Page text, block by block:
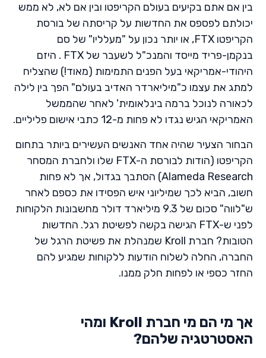
בין אם אתם בקיעים בעולם הקריפטו ובין אם לא, לא ממש
יכולתם לפספס את החדשות על קריסתה של בורסת
הקריפטו FTX, או יותר נכון על "מעלליו" של סם
בנקמן-פריד מייסד והמנכ"ל לשעבר של FTX . היזם
היהודי-אמריקאי בעל הפנים התמימות (מאוד!) שהצליח
למתג את עצמו כ"מיליארדר האדיב בעולם" הפך בין לילה
לכאורה לנוכל ברמה בינלאומית' לאחר שהממשל
האמריקאי הגיש נגדו לא פחות מ-12 כתבי אישום פליליים.
הבחור הצעיר שהיה אחד האנשים העשירים ביותר בתחום
הקריפטו (הודות לבורסת ה-FTX שלו ולחברת המסחר
Alameda Research) הסתבך בגדול, אך לא פחות
חשוב, הביא לכך שמיליוני איש הפסידו את כספם לאחר
ש"לווה" סכום של 9.3 מיליארד דולר מחשבונות הלקוחות
לפני ש-FTX הגישה בקשה לפשיטת רגל. החדשות
הטובות? חברת Kroll שמנהלת את פשיטת הרגל של
החברה, החלה לשלוח הודעות ללקוחות שמגיע להם
החזר כספי או לפחות חלק ממנו.
אך מי הם מי חברת Kroll ומהי
האסטרטגיה שלהם?